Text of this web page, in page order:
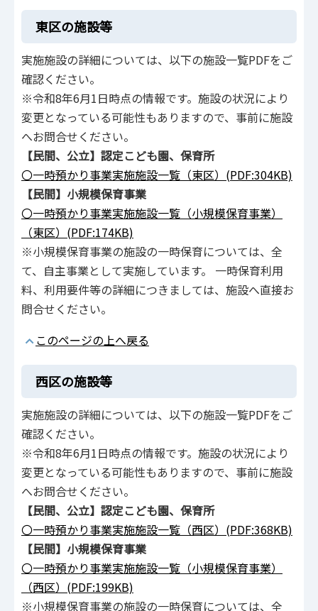
東区の施設等
実施施設の詳細については、以下の施設一覧PDFをご
確認ください。
※令和8年6月1日時点の情報です。施設の状況により
変更となっている可能性もありますので、事前に施設
へお問合せください。
【民間、公立】認定こども園、保育所
〇一時預かり事業実施施設一覧（東区）(PDF:304KB)
【民間】小規模保育事業
〇一時預かり事業実施施設一覧（小規模保育事業）
（東区）(PDF:174KB)
※小規模保育事業の施設の一時保育については、全
て、自主事業として実施しています。 一時保育利用
料、利用要件等の詳細につきましては、施設へ直接お
問合せください。
このページの上へ戻る
西区の施設等
実施施設の詳細については、以下の施設一覧PDFをご
確認ください。
※令和8年6月1日時点の情報です。施設の状況により
変更となっている可能性もありますので、事前に施設
へお問合せください。
【民間、公立】認定こども園、保育所
〇一時預かり事業実施施設一覧（西区）(PDF:368KB)
【民間】小規模保育事業
〇一時預かり事業実施施設一覧（小規模保育事業）
（西区）(PDF:199KB)
※小規模保育事業の施設の一時保育については、全